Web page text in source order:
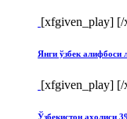
[xfgiven_play] [/
Янги ўзбек
[xfgiven_play] [/
Ўзбекистон аҳолиси